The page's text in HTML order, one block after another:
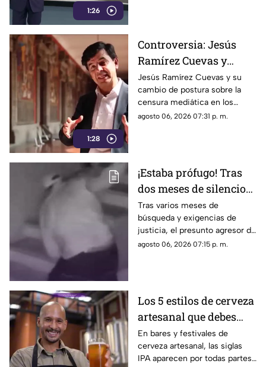
1:26
1:28
Controversia: Jesús
Ramírez Cuevas y
Censura a los Medios
de Comunicación
Jesús Ramírez Cuevas y su
cambio de postura sobre la
censura mediática en los
medios de comunicación.
agosto 06, 2026 07:31 p. m.
¡Estaba prófugo! Tras
dos meses de silencio
detuvieron a Jorge "N",
agresor de Paula
Tras varios meses de
búsqueda y exigencias de
justicia, el presunto agresor de
Paula Fajardo fue localizado y
agosto 06, 2026 07:15 p. m.
Los 5 estilos de cerveza
artesanal que debes
conocer
En bares y festivales de
cerveza artesanal, las siglas
IPA aparecen por todas partes.